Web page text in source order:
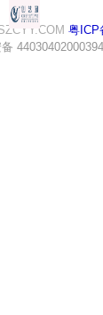
粤ICP